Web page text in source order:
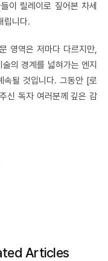
이 릴레이로 짚어본 차세
립니다.
영역은 저마다 다르지만,
의 경계를 넓혀가는 엔지
속될 것입니다. 그동안 [로
신 독자 여러분께 깊은 감
Articles